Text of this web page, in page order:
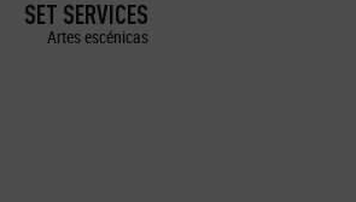
SET SERVICES
Artes escénicas